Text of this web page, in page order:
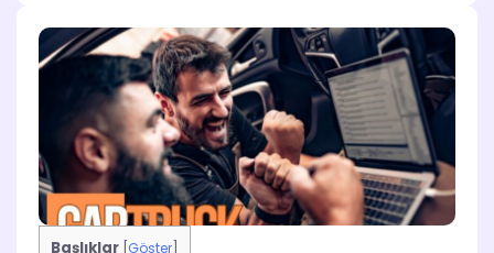
Başlıklar Göster